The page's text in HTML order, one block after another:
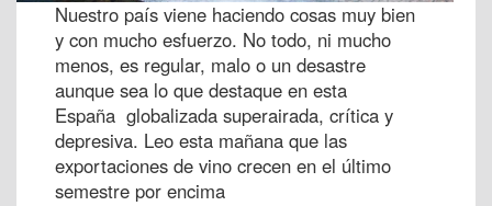
Nuestro país viene haciendo cosas muy bien
y con mucho esfuerzo. No todo, ni mucho
menos, es regular, malo o un desastre
aunque sea lo que destaque en esta
España globalizada superairada, crítica y
depresiva. Leo esta mañana que las
exportaciones de vino crecen en el último
semestre por encima